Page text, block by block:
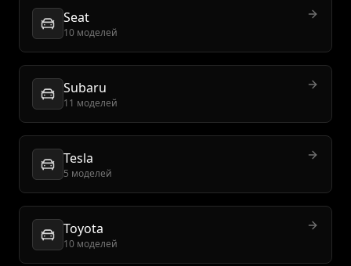
Seat
10 моделей
Subaru
11 моделей
Tesla
5 моделей
Toyota
10 моделей